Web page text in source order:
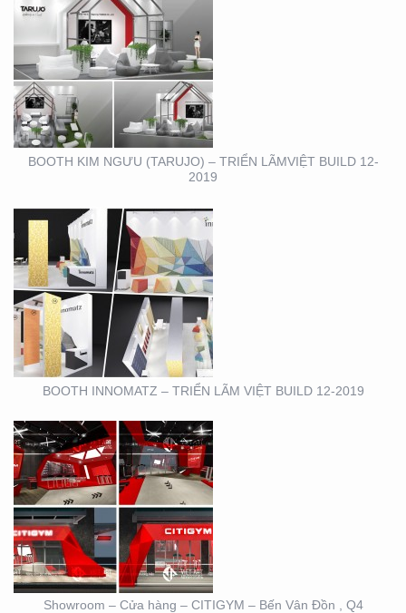
BOOTH KIM NGƯU (TARUJO) – TRIỂN LÃMVIỆT BUILD 12-
2019
BOOTH INNOMATZ –
TRIỂN LÃM VIỆT BUILD
12-2019
BOOTH INNOMATZ – TRIỂN LÃM VIỆT BUILD 12-2019
SHOWROOM – CỬA
HÀNG – CITIGYM – BẾN
VÂN ĐỒN , Q4
Showroom – Cửa hàng – CITIGYM – Bến Vân Đồn , Q4
BOOTH TRIỄN LÃM
CIRCO TẠI GEM
CENTER